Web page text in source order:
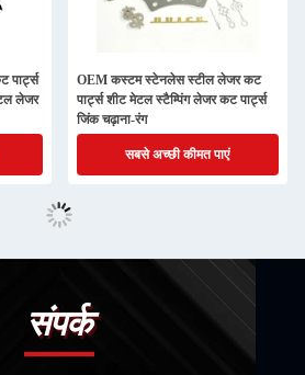
पार्ट्स
लेजर
OEM कस्टम स्टेनलेस स्टील लेजर कट
पार्ट्स शीट मेटल स्टैम्पिंग लेजर कट पार्ट्स
जिंक चढ़ाना-रंग
सबसे अच्छी कीमत पाएं
संपर्क